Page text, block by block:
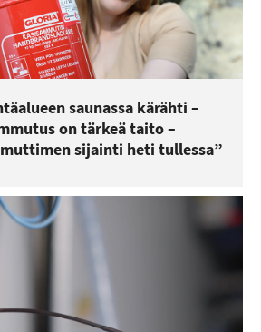
saunassa kärähti –
on tärkeä taito –
sijainti heti tullessa”